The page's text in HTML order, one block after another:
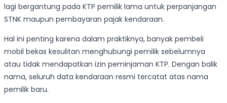
lagi bergantung pada KTP pemilik lama untuk perpanjangan
STNK maupun pembayaran pajak kendaraan.
Hal ini penting karena dalam praktiknya, banyak pembeli
mobil bekas kesulitan menghubungi pemilik sebelumnya
atau tidak mendapatkan izin peminjaman KTP. Dengan balik
nama, seluruh data kendaraan resmi tercatat atas nama
pemilik baru.